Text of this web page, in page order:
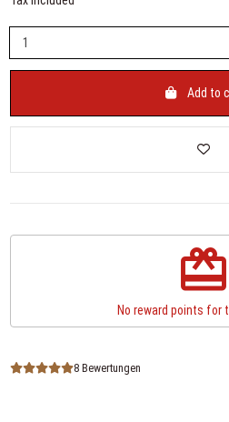
Add to
redeem
No reward points for
8 Bewertungen